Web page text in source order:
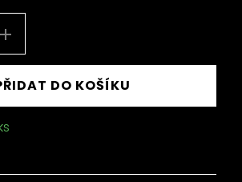
DO KOŠÍKU